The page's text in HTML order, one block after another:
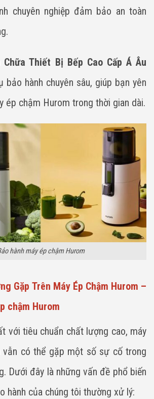
chuyên nghiệp đảm bảo an toàn
Chữa Thiết Bị Bếp Cao Cấp Á Âu
bảo hành chuyên sâu, giúp bạn yên
ép chậm Hurom trong thời gian dài.
hành máy ép chậm Hurom
Gặp Trên Máy Ép Chậm Hurom –
chậm Hurom
với tiêu chuẩn chất lượng cao, máy
vẫn có thể gặp một số sự cố trong
Dưới đây là những vấn đề phổ biến
hành của chúng tôi thường xử lý: